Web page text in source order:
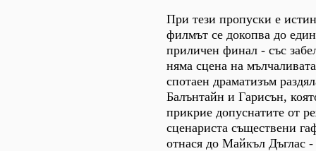
При тези пропуски е
филмът се докопва до
приличен финал - със
няма сцена на
спотаен драматизъм
Балънтайн и Гарисън,
прикрие допуснатите от
сценариста съществени
отнася до Майкъл Дъглас